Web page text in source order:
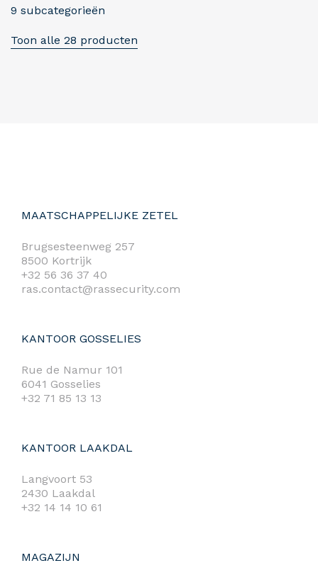
9 subcategorieën
Toon alle 28 producten
MAATSCHAPPELIJKE ZETEL
Brugsesteenweg 257
8500 Kortrijk
+32 56 36 37 40
ras.contact@rassecurity.com
KANTOOR GOSSELIES
Rue de Namur 101
6041 Gosselies
+32 71 85 13 13
KANTOOR LAAKDAL
Langvoort 53
2430 Laakdal
+32 14 14 10 61
MAGAZIJN